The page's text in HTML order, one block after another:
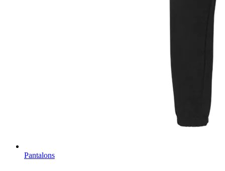
Pantalons